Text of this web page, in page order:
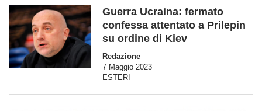
Guerra Ucraina: fermato
confessa attentato a Prilepin
su ordine di Kiev
Redazione
7 Maggio 2023
ESTERI